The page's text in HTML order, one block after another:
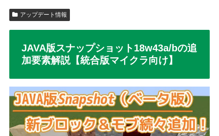
アップデート情報
JAVA版スナップショット18w43a/bの追
加要素解説【統合版マイクラ向け】